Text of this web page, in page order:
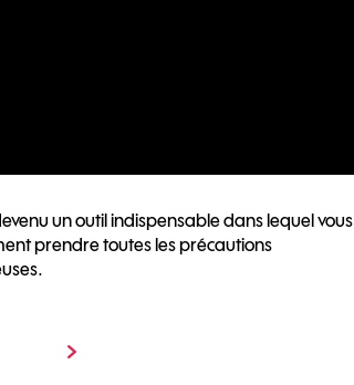
un outil indispensable dans lequel vous
prendre toutes les précautions